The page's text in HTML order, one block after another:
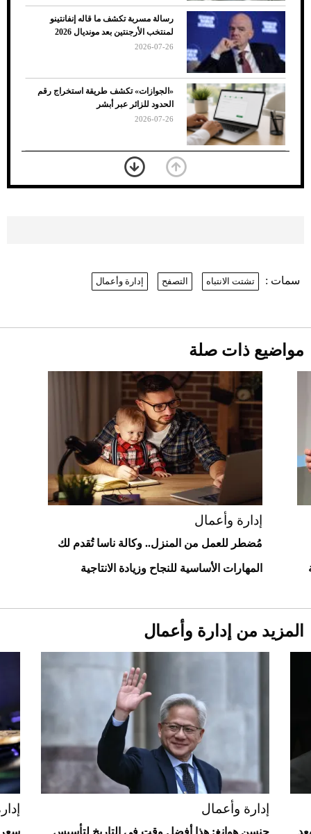
7 نصائح لاختيار لون البنطلون المناسب للقميص
الأسود
أغلى 10 عطور في العالم للرجال تمنحك فخامة
استثنائية
Aston Martin Valiant: على هوى الأبطال
رسالة مسربة تكشف ما قاله إنفانتينو
لمنتخب الأرجنتين بعد مونديال 2026
2026-07-26
«الجوازات» تكشف طريقة استخراج رقم
الحدود للزائر عبر أبشر
2026-07-26
بعد 7 أشهر من تعرضه لحادث مروع.. جوشوا
يفوز على برينغا بـ"الضربة القاضية" (فيديو)
2026-07-26
Comeback" في جدة (فيديو)
2026-07-25
"بوجاتي ميسترال" الاستثنائية للبيع في
مزاد مونتيري
2026-07-23
سمات : تشتت الانتباه التصفح إدارة وأعمال
مواضيع ذات صلة
إدارة وأعمال
مُضطر للعمل من المنزل.. وكالة ناسا تُقدم لك
المهارات الأساسية للنجاح وزيادة الانتاجية
المزيد من إدارة وأعمال
إدارة وأعمال